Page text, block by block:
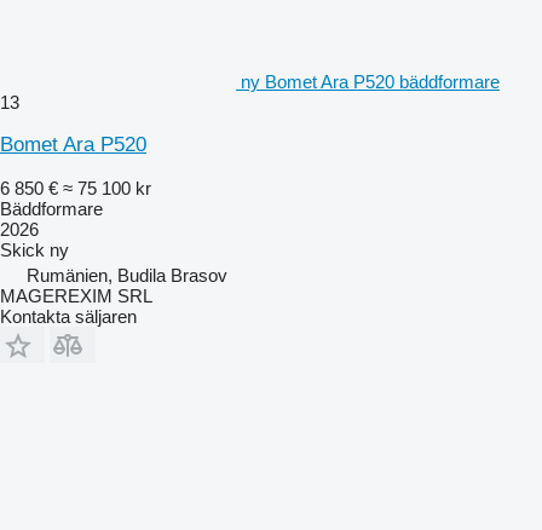
ny Bomet Ara P520 bäddformare
13
Bomet Ara P520
6 850 € ≈ 75 100 kr
Bäddformare
2026
Skick ny
Rumänien, Budila Brasov
MAGEREXIM SRL
Kontakta säljaren